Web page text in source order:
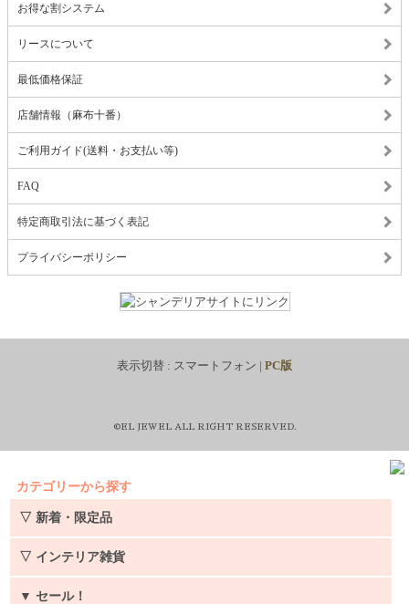
お得な割システム
リースについて
最低価格保証
店舗情報（麻布十番）
ご利用ガイド(送料・お支払い等)
FAQ
特定商取引法に基づく表記
プライバシーポリシー
表示切替 : スマートフォン | PC版
©EL JEWEL ALL RIGHT RESERVED.
カテゴリーから探す
▽ 新着・限定品
▽ インテリア雑貨
▼ セール！